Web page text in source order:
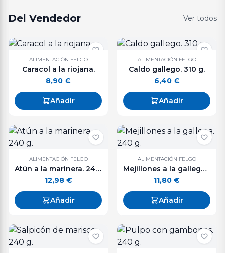
Del Vendedor Ver todos
ALIMENTACIÓN FELGO
Caracol a la riojana.
8,90 €
Añadir
ALIMENTACIÓN FELGO
Caldo gallego. 310 g.
6,40 €
Añadir
ALIMENTACIÓN FELGO
Atún a la marinera. 240 g.
12,98 €
Añadir
ALIMENTACIÓN FELGO
Mejillones a la gallega. 240 g.
11,80 €
Añadir